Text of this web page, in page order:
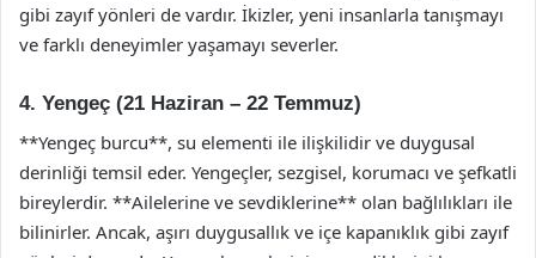
gibi zayıf yönleri de vardır. İkizler, yeni insanlarla tanışmayı
ve farklı deneyimler yaşamayı severler.
4. Yengeç (21 Haziran – 22 Temmuz)
**Yengeç burcu**, su elementi ile ilişkilidir ve duygusal
derinliği temsil eder. Yengeçler, sezgisel, korumacı ve şefkatli
bireylerdir. **Ailelerine ve sevdiklerine** olan bağlılıkları ile
bilinirler. Ancak, aşırı duygusallık ve içe kapanıklık gibi zayıf